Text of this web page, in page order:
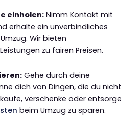
einholen: Nimm Kontakt mit
erhalte ein unverbindliches
Wir bieten
zu fairen Preisen.
Gehe durch deine
dich von Dingen, die du nicht
verschenke oder entsorge
beim Umzug zu sparen.